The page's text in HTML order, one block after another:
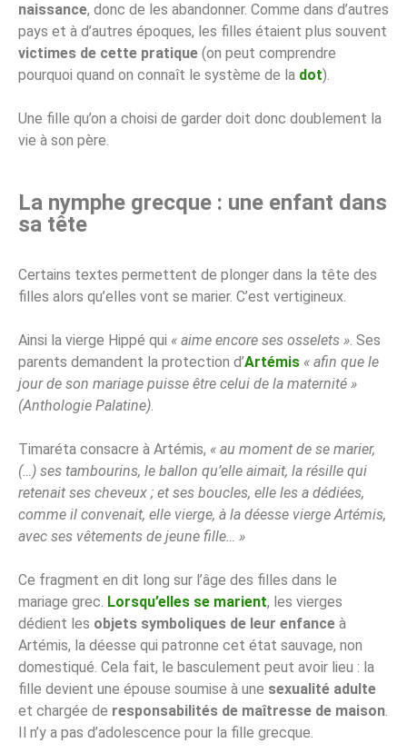
naissance, donc de les abandonner. Comme dans d’autres
pays et à d’autres époques, les filles étaient plus souvent
victimes de cette pratique (on peut comprendre
pourquoi quand on connaît le système de la dot).
Une fille qu’on a choisi de garder doit donc doublement la
vie à son père.
La nymphe grecque : une enfant dans
sa tête
Certains textes permettent de plonger dans la tête des
filles alors qu’elles vont se marier. C’est vertigineux.
Ainsi la vierge Hippé qui « aime encore ses osselets ». Ses
parents demandent la protection d’Artémis « afin que le
jour de son mariage puisse être celui de la maternité »
(Anthologie Palatine).
Timaréta consacre à Artémis, « au moment de se marier,
(…) ses tambourins, le ballon qu’elle aimait, la résille qui
retenait ses cheveux ; et ses boucles, elle les a dédiées,
comme il convenait, elle vierge, à la déesse vierge Artémis,
avec ses vêtements de jeune fille… »
Ce fragment en dit long sur l’âge des filles dans le
mariage grec. Lorsqu’elles se marient, les vierges
dédient les objets symboliques de leur enfance à
Artémis, la déesse qui patronne cet état sauvage, non
domestiqué. Cela fait, le basculement peut avoir lieu : la
fille devient une épouse soumise à une sexualité adulte
et chargée de responsabilités de maîtresse de maison.
Il n’y a pas d’adolescence pour la fille grecque.